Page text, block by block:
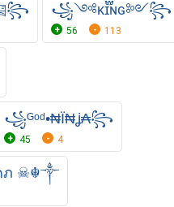
꧁༺ᴋɪ፝֟ɴɢ༻꧂
56 113
꧁ᴳᵒᵈ•₦Ї₦ʝ₳꧂
45 4
คภ ☠☬༒